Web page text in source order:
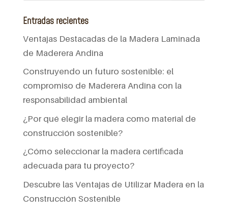
Entradas recientes
Ventajas Destacadas de la Madera Laminada
de Maderera Andina
Construyendo un futuro sostenible: el
compromiso de Maderera Andina con la
responsabilidad ambiental
¿Por qué elegir la madera como material de
construcción sostenible?
¿Cómo seleccionar la madera certificada
adecuada para tu proyecto?
Descubre las Ventajas de Utilizar Madera en la
Construcción Sostenible